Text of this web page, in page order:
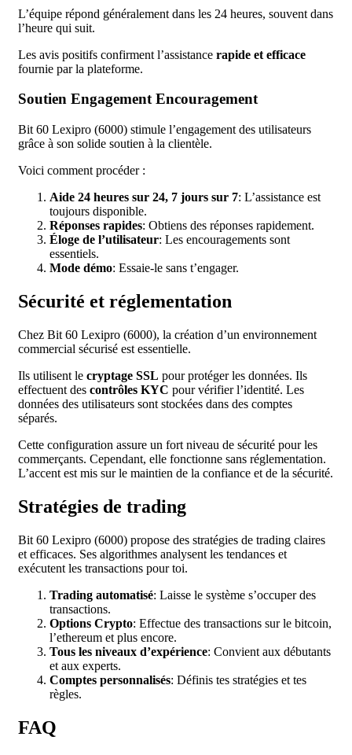
L’équipe répond généralement dans les 24 heures, souvent dans
l’heure qui suit.
Les avis positifs confirment l’assistance rapide et efficace
fournie par la plateforme.
Soutien Engagement Encouragement
Bit 60 Lexipro (6000) stimule l’engagement des utilisateurs
grâce à son solide soutien à la clientèle.
Voici comment procéder :
Aide 24 heures sur 24, 7 jours sur 7: L’assistance est
toujours disponible.
Réponses rapides: Obtiens des réponses rapidement.
Éloge de l’utilisateur: Les encouragements sont
essentiels.
Mode démo: Essaie-le sans t’engager.
Sécurité et réglementation
Chez Bit 60 Lexipro (6000), la création d’un environnement
commercial sécurisé est essentielle.
Ils utilisent le cryptage SSL pour protéger les données. Ils
effectuent des contrôles KYC pour vérifier l’identité. Les
données des utilisateurs sont stockées dans des comptes
séparés.
Cette configuration assure un fort niveau de sécurité pour les
commerçants. Cependant, elle fonctionne sans réglementation.
L’accent est mis sur le maintien de la confiance et de la sécurité.
Stratégies de trading
Bit 60 Lexipro (6000) propose des stratégies de trading claires
et efficaces. Ses algorithmes analysent les tendances et
exécutent les transactions pour toi.
Trading automatisé: Laisse le système s’occuper des
transactions.
Options Crypto: Effectue des transactions sur le bitcoin,
l’ethereum et plus encore.
Tous les niveaux d’expérience: Convient aux débutants
et aux experts.
Comptes personnalisés: Définis tes stratégies et tes
règles.
FAQ